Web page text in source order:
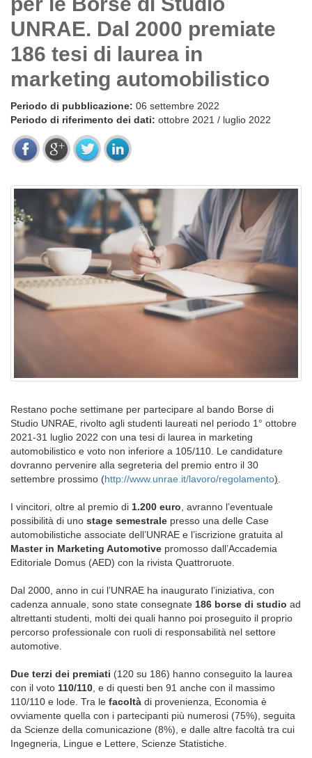
UNRAE. Dal 2000 premiate
186 tesi di laurea in
marketing automobilistico
Periodo di pubblicazione: 06 settembre 2022
Periodo di riferimento dei dati: ottobre 2021 / luglio 2022
Restano poche settimane per partecipare al bando Borse di
Studio UNRAE, rivolto agli studenti laureati nel periodo 1° ottobre
2021-31 luglio 2022 con una tesi di laurea in marketing
automobilistico e voto non inferiore a 105/110. Le candidature
dovranno pervenire alla segreteria del premio entro il 30
settembre prossimo (http://www.unrae.it/lavoro/regolamento)
I vincitori, oltre al premio di 1.200 euro , avranno l’eventuale
possibilità di uno stage semestrale presso una delle Case
automobilistiche associate dell’UNRAE e l’iscrizione gratuita al
Master in Marketing Automotive promosso dall’Accademia
Editoriale Domus (AED) con la rivista Quattroruote.
Dal 2000, anno in cui l’UNRAE ha inaugurato l’iniziativa, con
cadenza annuale, sono state consegnate 186 borse di studio ad
altrettanti studenti, molti dei quali hanno poi proseguito il proprio
percorso professionale con ruoli di responsabilità nel settore
automotive.
Due terzi dei premiati (120 su 186) hanno conseguito la laurea
con il voto 110/110 , e di questi ben 91 anche con il massimo
110/110 e lode. Tra le facoltà di provenienza, Economia è
ovviamente quella con i partecipanti più numerosi (75%), seguita
da Scienze della comunicazione (8%), e dalle altre facoltà tra cui
Ingegneria, Lingue e Lettere, Scienze Statistiche.